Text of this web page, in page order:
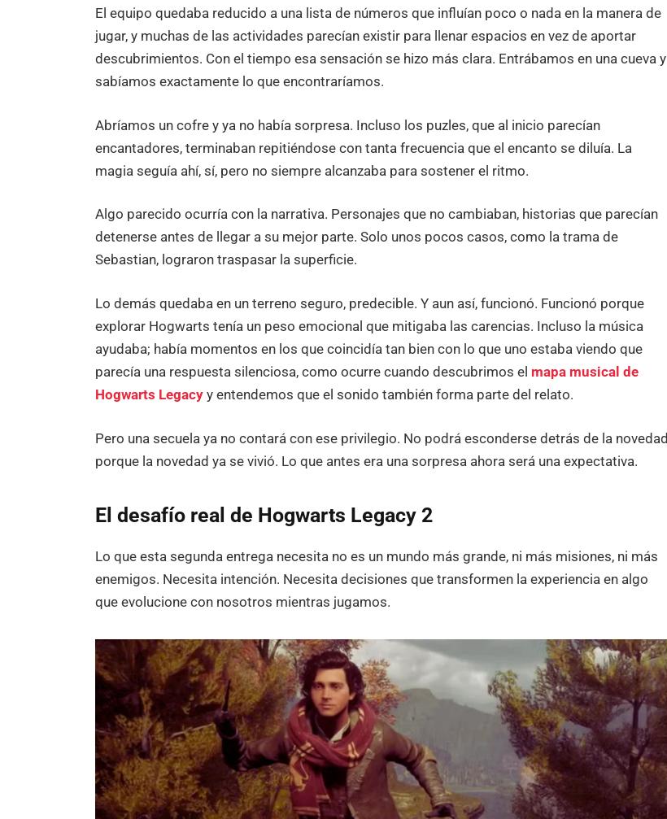
El equipo quedaba reducido a una lista de números que influían poco o nada en la manera de
jugar, y muchas de las actividades parecían existir para llenar espacios en vez de aportar
descubrimientos. Con el tiempo esa sensación se hizo más clara. Entrábamos en una cueva y
sabíamos exactamente lo que encontraríamos.
Abríamos un cofre y ya no había sorpresa. Incluso los puzles, que al inicio parecían
encantadores, terminaban repitiéndose con tanta frecuencia que el encanto se diluía. La
magia seguía ahí, sí, pero no siempre alcanzaba para sostener el ritmo.
Algo parecido ocurría con la narrativa. Personajes que no cambiaban, historias que parecían
detenerse antes de llegar a su mejor parte. Solo unos pocos casos, como la trama de
Sebastian, lograron traspasar la superficie.
Lo demás quedaba en un terreno seguro, predecible. Y aun así, funcionó. Funcionó porque
explorar Hogwarts tenía un peso emocional que mitigaba las carencias. Incluso la música
ayudaba; había momentos en los que coincidía tan bien con lo que uno estaba viendo que
parecía una respuesta silenciosa, como ocurre cuando descubrimos el mapa musical de
Hogwarts Legacy y entendemos que el sonido también forma parte del relato.
Pero una secuela ya no contará con ese privilegio. No podrá esconderse detrás de la novedad
porque la novedad ya se vivió. Lo que antes era una sorpresa ahora será una expectativa.
El desafío real de Hogwarts Legacy 2
Lo que esta segunda entrega necesita no es un mundo más grande, ni más misiones, ni más
enemigos. Necesita intención. Necesita decisiones que transformen la experiencia en algo
que evolucione con nosotros mientras jugamos.